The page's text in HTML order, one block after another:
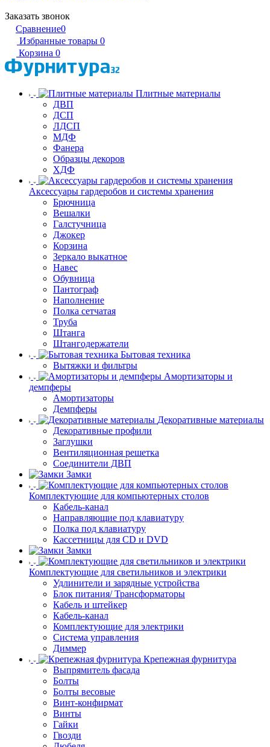
Заказать звонок
Сравнение0
Избранные товары 0
Корзина 0
Плитные материалы
ДВП
ДСП
ЛДСП
МДФ
Фанера
Образцы декоров
ХДФ
Аксессуары гардеробов и системы хранения
Брючница
Вешалки
Галстучница
Джокер
Корзина
Зеркало выкатное
Навес
Обувница
Пантограф
Наполнение
Полка сетчатая
Труба
Штанга
Штангодержатели
Бытовая техника
Вытяжки и фильтры
Амортизаторы и
демпферы
Амортизаторы
Демпферы
Декоративные материалы
Декоративные профили
Заглушки
Вентиляционная решетка
Соединители ДВП
Замки
Комплектующие для компьютерных столов
Кабель-канал
Направляющие под клавиатуру
Полка под клавиатуру
Кассетницы для CD и DVD
Замки
Комплектующие для светильников и электрики
Удлинители и зарядные устройства
Блок питания/ Трансформаторы
Кабель и штейкер
Кабель-канал
Комплектующие для электрики
Система управления
Диммер
Крепежная фурнитура
Выпрямитель фасада
Болты
Болты весовые
Винт-конфирмат
Винты
Гайки
Гвозди